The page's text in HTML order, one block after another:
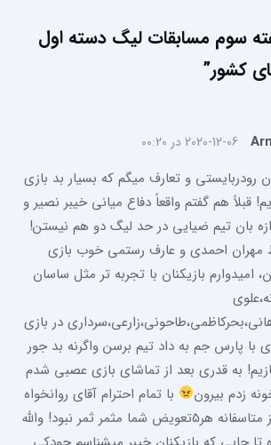
سوم مسابقات لیگ دسته اول
کشور”
2020-12-06 در 00:20
رودربایستی و تعارف میگم که بسیار بد بازی
قبلاً هم گفتم واقعاً دفاع میانی خیبر نصیر و
بان تیم ضیایی در حد لیگ دو هم نیستن!
مهران احمدی و عارف رستمی خوب بازی
امیدوارم بازیکنان با تجربه تر مثل ساسان
در بازی
با پارس جم به داد تیم برسن واگرنه بد جور
به قدری بعد از تماشای بازی عصبی شدم
زدم بیرون
با تمام احترام آقای روانخواه
عزیز متاسفانه هر5تعویض شما مثمر ثمر نبود! والله